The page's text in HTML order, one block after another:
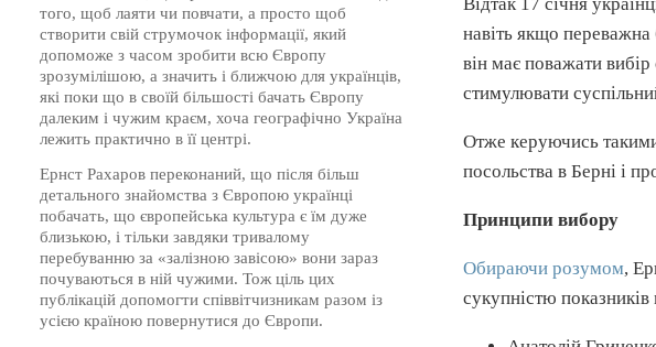
навіть якщо переважна
він має поважати
стимулювати
Отже керуючись
посольства в Берні і
Принципи вибору
Обираючи розумом,
сукупністю
того, щоб лаяти чи повчати, а просто щоб
створити свій струмочок інформації, який
допоможе з часом зробити всю Європу
зрозумілішою, а значить і ближчою для українців,
які поки що в своїй більшості бачать Європу
далеким і чужим краєм, хоча географічно Україна
лежить практично в її центрі.
Ернст Рахаров переконаний, що після більш
детального знайомства з Європою українці
побачать, що європейська культура є їм дуже
близькою, і тільки завдяки тривалому
перебуванню за «залізною завісою» вони зараз
почуваються в ній чужими. Тож ціль цих
публікацій допомогти співвітчизникам разом із
усією країною повернутися до Європи.